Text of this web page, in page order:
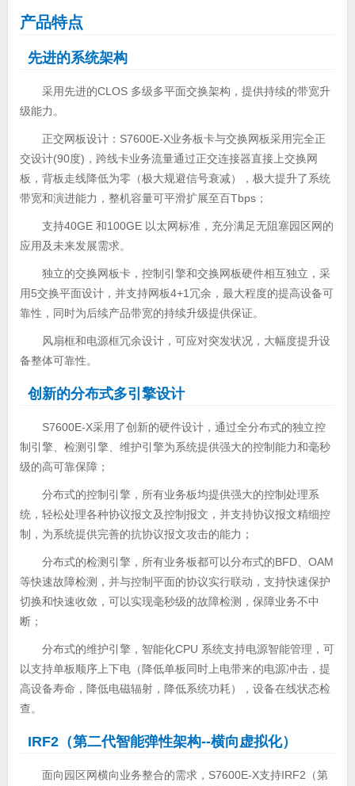
产品特点
先进的系统架构
采用先进的CLOS 多级多平面交换架构，提供持续的带宽升
级能力。
正交网板设计：S7600E-X业务板卡与交换网板采用完全正
交设计(90度)，跨线卡业务流量通过正交连接器直接上交换网
板，背板走线降低为零（极大规避信号衰减），极大提升了系统
带宽和演进能力，整机容量可平滑扩展至百Tbps；
支持40GE 和100GE 以太网标准，充分满足无阻塞园区网的
应用及未来发展需求。
独立的交换网板卡，控制引擎和交换网板硬件相互独立，采
用5交换平面设计，并支持网板4+1冗余，最大程度的提高设备可
靠性，同时为后续产品带宽的持续升级提供保证。
风扇框和电源框冗余设计，可应对突发状况，大幅度提升设
备整体可靠性。
创新的分布式多引擎设计
S7600E-X采用了创新的硬件设计，通过全分布式的独立控
制引擎、检测引擎、维护引擎为系统提供强大的控制能力和毫秒
级的高可靠保障；
分布式的控制引擎，所有业务板均提供强大的控制处理系
统，轻松处理各种协议报文及控制报文，并支持协议报文精细控
制，为系统提供完善的抗协议报文攻击的能力；
分布式的检测引擎，所有业务板都可以分布式的BFD、OAM
等快速故障检测，并与控制平面的协议实行联动，支持快速保护
切换和快速收敛，可以实现毫秒级的故障检测，保障业务不中
断；
分布式的维护引擎，智能化CPU 系统支持电源智能管理，可
以支持单板顺序上下电（降低单板同时上电带来的电源冲击，提
高设备寿命，降低电磁辐射，降低系统功耗），设备在线状态检
查。
IRF2（第二代智能弹性架构--横向虚拟化）
面向园区网横向业务整合的需求，S7600E-X支持IRF2（第